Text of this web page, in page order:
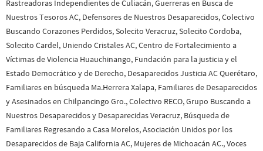
Rastreadoras Independientes de Culiacán, Guerreras en Busca de
Nuestros Tesoros AC, Defensores de Nuestros Desaparecidos, Colectivo
Buscando Corazones Perdidos, Solecito Veracruz, Solecito Cordoba,
Solecito Cardel, Uniendo Cristales AC, Centro de Fortalecimiento a
Víctimas de Violencia Huauchinango, Fundación para la justicia y el
Estado Democrático y de Derecho, Desaparecidos Justicia AC Querétaro,
Familiares en búsqueda Ma.Herrera Xalapa, Familiares de Desaparecidos
y Asesinados en Chilpancingo Gro., Colectivo RECO, Grupo Buscando a
Nuestros Desaparecidos y Desaparecidas Veracruz, Búsqueda de
Familiares Regresando a Casa Morelos, Asociación Unidos por los
Desaparecidos de Baja California AC, Mujeres de Michoacán AC., Voces